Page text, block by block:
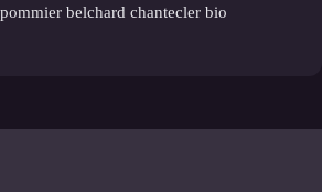
belchard chantecler bio